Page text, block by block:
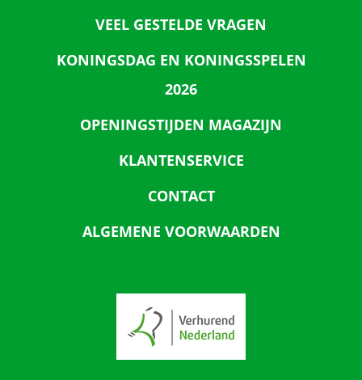
VEEL GESTELDE VRAGEN
KONINGSDAG EN KONINGSSPELEN
2026
OPENINGSTIJDEN MAGAZIJN
KLANTENSERVICE
CONTACT
ALGEMENE VOORWAARDEN